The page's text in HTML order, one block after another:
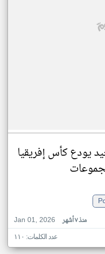
يودع كأس إفريقيا
Jan 01, 2026
منذ ٧ أشهر
عدد الكلمات: ١١٠